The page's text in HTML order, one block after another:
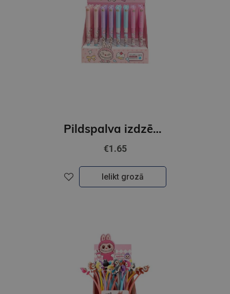
Pildspalva izdzēšama BUBURASE,zils,0,38mm
€1.65
Ielikt grozā